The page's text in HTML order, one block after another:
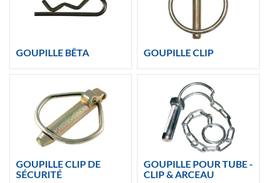
GOUPILLE BÊTA GOUPILLE CLIP
GOUPILLE CLIP DE
SÉCURITÉ
GOUPILLE POUR TUBE -
CLIP & ARCEAU